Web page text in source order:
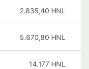
2.835,40 HNL
5.670,80 HNL
14.177 HNL